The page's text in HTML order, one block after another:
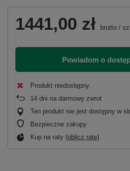
1441,00 zł brutto /
Powiadom o
Produkt niedostępny
14 dni na darmowy zwrot
Ten produkt nie jest dostępny w
Bezpieczne zakupy
Kup na raty (oblicz ratę)